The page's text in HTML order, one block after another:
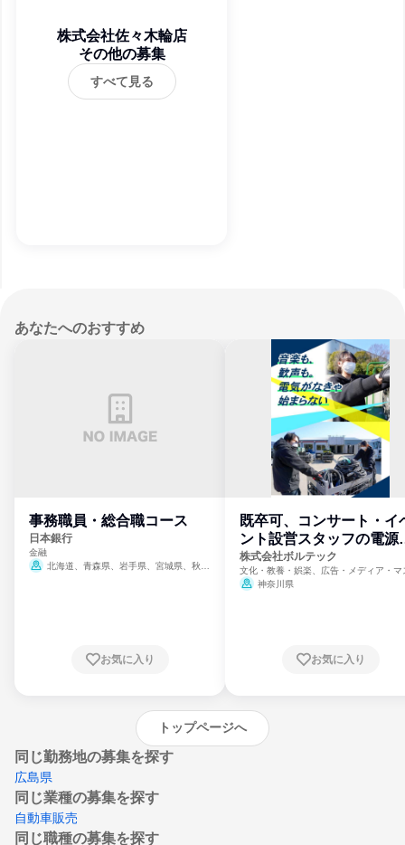
株式会社佐々木輪店
その他の募集
すべて見る
あなたへのおすすめ
事務職員・総合職コース
日本銀行
金融
北海道、青森県、岩手県、宮城県、秋田
崎県、熊本県、大分県、宮崎県、鹿児島県、
お気に入り
既卒可、コンサート・イ
ント設営スタッフの電源
門
株式会社ボルテック
文化・教養・娯楽、広告・メディア・マ
ミ、電力・ガス・水道・エネルギー
神奈川県
お気に入り
トップページへ
同じ勤務地の募集を探す
広島県
同じ業種の募集を探す
自動車販売
同じ職種の募集を探す